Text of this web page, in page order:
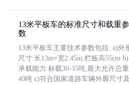
13米平板车的标准尺寸和载重参
数
13米平板车主要技术参数包括: a)外
尺寸:长13m×宽2.45m,栏板高55cm b)
承载能力:标载30-35吨,最大允许总重
49吨 c)符合国家道路车辆外廓尺寸及